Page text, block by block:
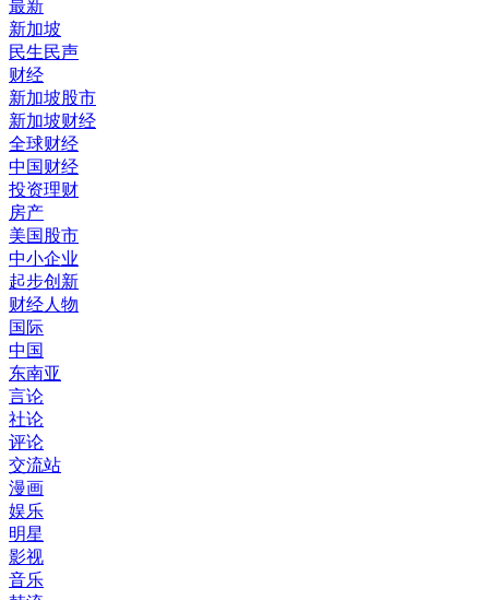
最新
新加坡
民生民声
财经
新加坡股市
新加坡财经
全球财经
中国财经
投资理财
房产
美国股市
中小企业
起步创新
财经人物
国际
中国
东南亚
言论
社论
评论
交流站
漫画
娱乐
明星
影视
音乐